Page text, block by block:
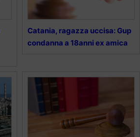
Catania, ragazza uccisa: Gup
condanna a 18anni ex amica